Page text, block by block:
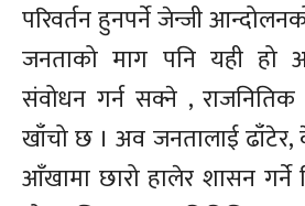
परिवर्तन हुनपर्ने जेन्जी
जनताको माग पनि यही हो
संवोधन गर्न सक्ने ,
खाँचो छ । अव जनतालाई
आँखामा छारो हालेर शासन